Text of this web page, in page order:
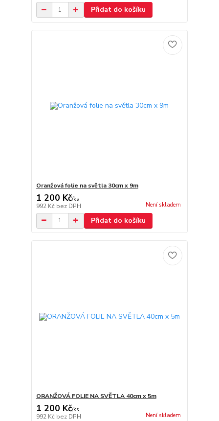
Přidat do košíku
Oranžová folie na světla 30cm x 9m
1 200 Kč/ks
992 Kč bez DPH Není skladem
Přidat do košíku
ORANŽOVÁ FOLIE NA SVĚTLA 40cm x 5m
1 200 Kč/ks
992 Kč bez DPH Není skladem